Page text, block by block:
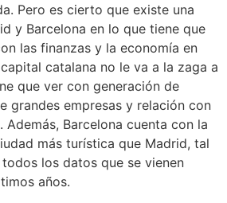
Pero es cierto que existe una
y Barcelona en lo que tiene que
las finanzas y la economía en
catalana no le va a la zaga a
que ver con generación de
grandes empresas y relación con
Barcelona cuenta con la
más turística que Madrid, tal
los datos que se vienen
años.